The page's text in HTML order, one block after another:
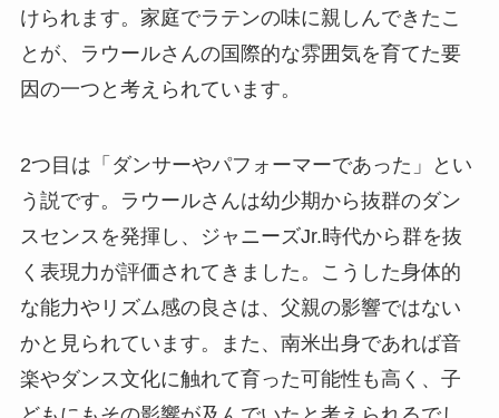
けられます。家庭でラテンの味に親しんできたこ
とが、ラウールさんの国際的な雰囲気を育てた要
因の一つと考えられています。
2つ目は「ダンサーやパフォーマーであった」とい
う説です。ラウールさんは幼少期から抜群のダン
スセンスを発揮し、ジャニーズJr.時代から群を抜
く表現力が評価されてきました。こうした身体的
な能力やリズム感の良さは、父親の影響ではない
かと見られています。また、南米出身であれば音
楽やダンス文化に触れて育った可能性も高く、子